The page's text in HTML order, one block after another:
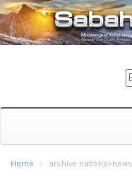
Home archive-national-news